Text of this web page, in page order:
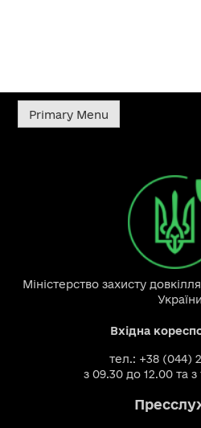
Primary Menu
Міністерство захисту
України
Вхідна
тел.: +38 (044)
з 09.30 до 12.00 та з